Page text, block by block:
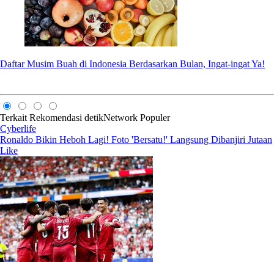
Daftar Musim Buah di Indonesia Berdasarkan Bulan, Ingat-ingat Ya!
Terkait Rekomendasi detikNetwork Populer
Cyberlife
Ronaldo Bikin Heboh Lagi! Foto 'Bersatu!' Langsung Dibanjiri Jutaan
Like